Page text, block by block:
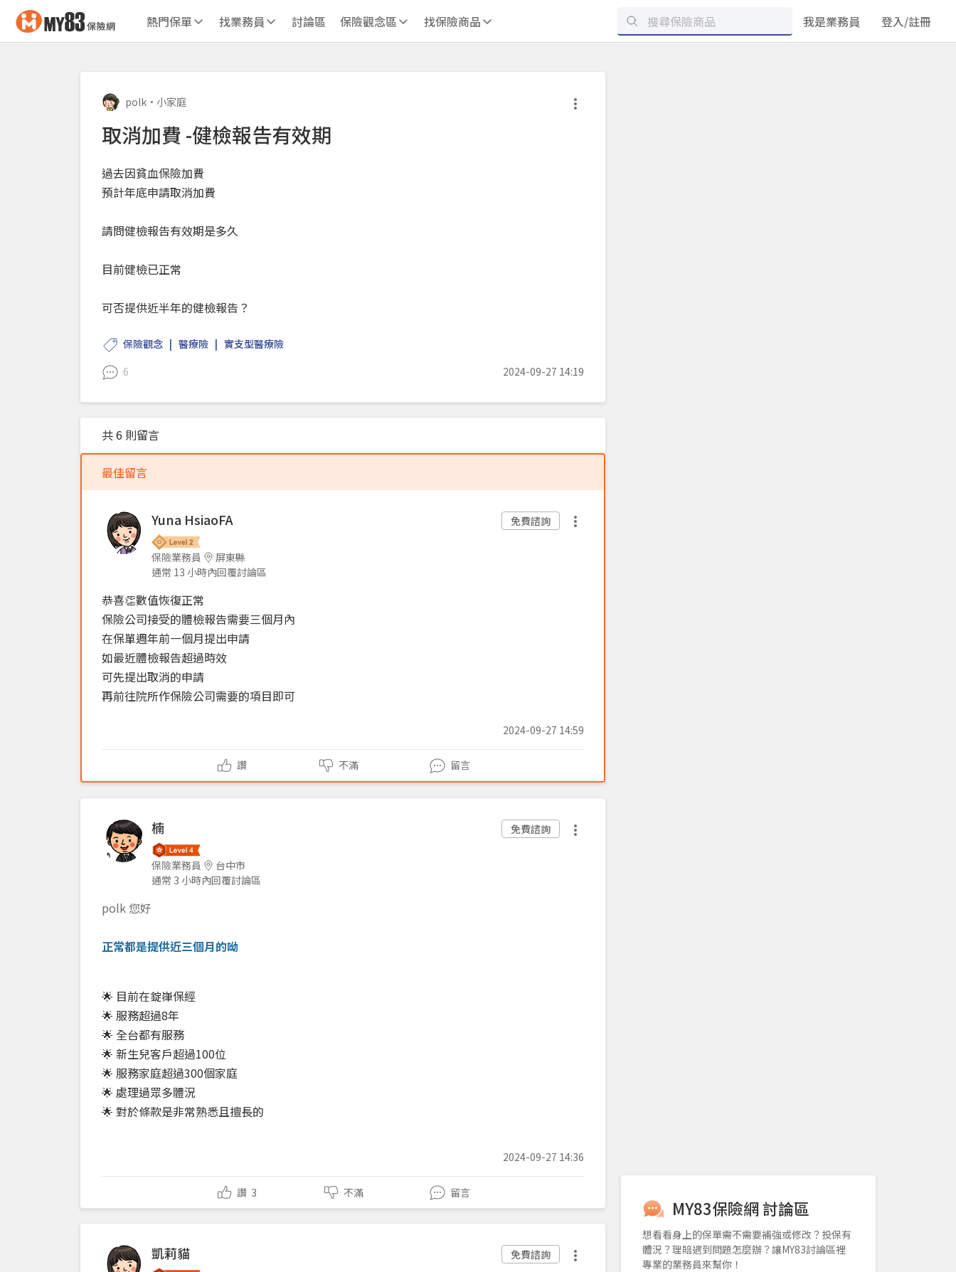
熱門保單 找業務員 討論區 保險觀念區 找保險商品 我是業務員 登入/註冊
polk • 小家庭
取消加費 -健檢報告有效期
過去因貧血保險加費
預計年底申請取消加費
請問健檢報告有效期是多久
目前健檢已正常
可否提供近半年的健檢報告？
保險觀念 醫療險
實支型醫療險
6
2024-09-27 14:19
共 6 則留言
最佳留言
Yuna HsiaoFA
保險業務員
屏東縣
通常 13 小時內回覆討論區
免費諮詢
恭喜👏數值恢復正常
保險公司接受的體檢報告需要三個月內
在保單週年前一個月提出申請
如最近體檢報告超過時效
可先提出取消的申請
再前往院所作保險公司需要的項目即可
2024-09-27 14:59
讚 不滿 留言
楠
保險業務員
台中市
通常 3 小時內回覆討論區
免費諮詢
polk 您好
正常都是提供近三個月的呦
🌟 目前在錠嵂保經
🌟 服務超過8年
🌟 全台都有服務
🌟 新生兒客戶超過100位
🌟 服務家庭超過300個家庭
🌟 處理過眾多體況
🌟 對於條款是非常熟悉且擅長的
2024-09-27 14:36
讚 3 不滿 留言
凱莉貓 免費諮詢
MY83保險網 討論區
想看看身上的保單需不需要補強或修改？投保有
體況？理賠遇到問題怎麼辦？讓MY83討論區裡
專業的業務員來幫你！